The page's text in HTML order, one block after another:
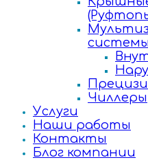
Чиллеры
Услуги
Наши работы
Контакты
Блог компании